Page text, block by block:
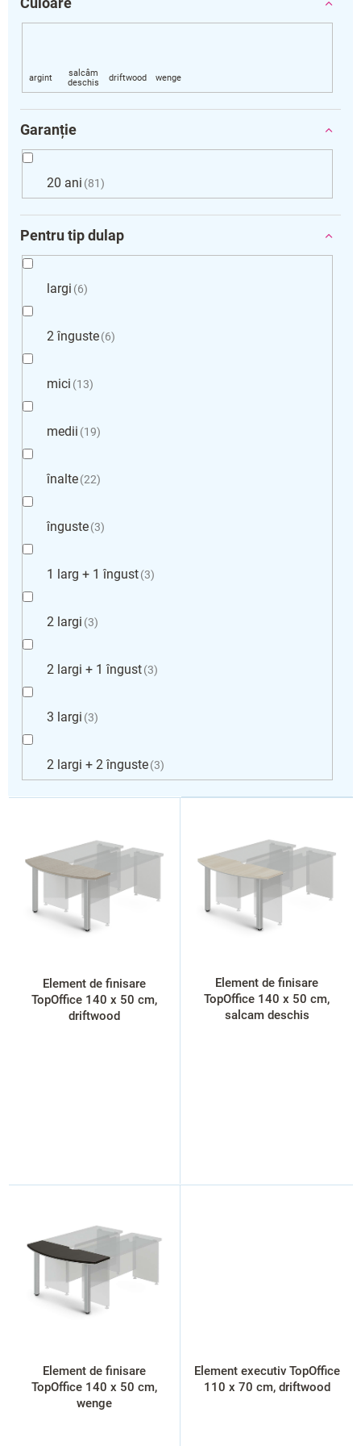
Garanție
20 ani 81
Pentru tip dulap
largi 6
2 înguste 6
mici 13
medii 19
înalte 22
înguste 3
1 larg + 1 îngust 3
2 largi 3
2 largi + 1 îngust 3
3 largi 3
2 largi + 2 înguste 3
L
Element de finisare
TopOffice 140 x 50 cm,
driftwood
Element de finisare
TopOffice 140 x 50 cm,
salcam deschis
Element de finisare
TopOffice 140 x 50 cm,
wenge
Element executiv TopOffice
110 x 70 cm, driftwood